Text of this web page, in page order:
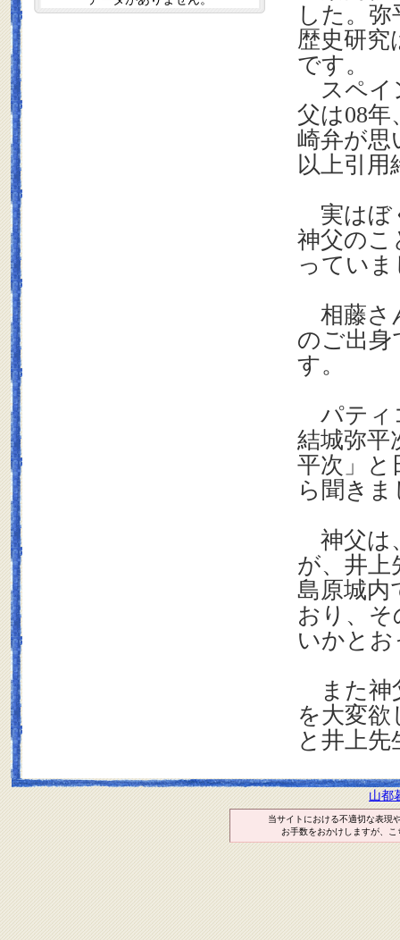
した。
歴史研究
です。
スペイ
父は08年
崎弁が思
以上引用
実はぼ
神父のこ
ってい
相藤さ
のご出身
す。
パティ
結城弥平
平次」と
ら聞き
神父は
が、井上
島原城内
おり、
いかと
また神
を大変
と井上
山都
当サイトにおける不適切な表現
お手数をおかけしますが、こ